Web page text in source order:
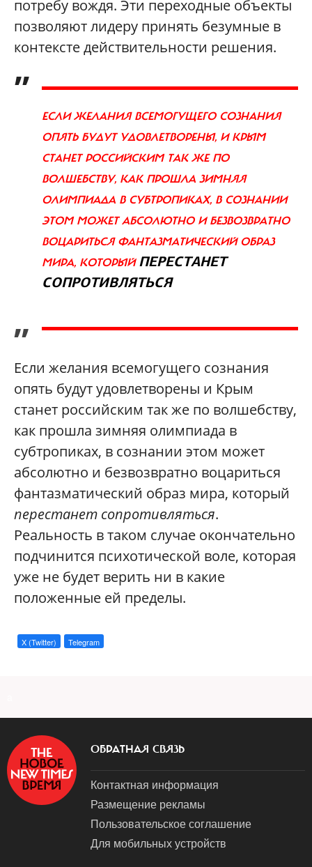
потребу вождя. Эти переходные объекты
позволяют лидеру принять безумные в
контексте действительности решения.
„
ЕСЛИ ЖЕЛАНИЯ ВСЕМОГУЩЕГО СОЗНАНИЯ
ОПЯТЬ БУДУТ УДОВЛЕТВОРЕНЫ, И КРЫМ
СТАНЕТ РОССИЙСКИМ ТАК ЖЕ ПО
ВОЛШЕБСТВУ, КАК ПРОШЛА ЗИМНЯЯ
ОЛИМПИАДА В СУБТРОПИКАХ, В СОЗНАНИИ
ЭТОМ МОЖЕТ АБСОЛЮТНО И БЕЗВОЗВРАТНО
ВОЦАРИТЬСЯ ФАНТАЗМАТИЧЕСКИЙ ОБРАЗ
МИРА, КОТОРЫЙ ПЕРЕСТАНЕТ
СОПРОТИВЛЯТЬСЯ
”
Если желания всемогущего сознания
опять будут удовлетворены и Крым
станет российским так же по волшебству,
как прошла зимняя олимпиада в
субтропиках, в сознании этом может
абсолютно и безвозвратно воцариться
фантазматический образ мира, который
перестанет сопротивляться.
Реальность в таком случае окончательно
подчинится психотической воле, которая
уже не будет верить ни в какие
положенные ей пределы.
X (Twitter) Telegram
ОБРАТНАЯ СВЯЗЬ
Контактная информация
Размещение рекламы
Пользовательское соглашение
Для мобильных устройств